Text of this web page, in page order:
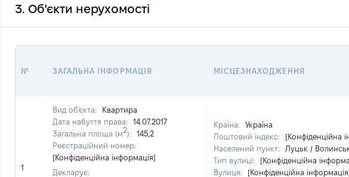
3. Об'єкти нерухомості
№ ЗАГАЛЬНА ІНФОРМАЦІЯ МІСЦЕЗНАХОДЖЕННЯ
1
Вид об'єкта:
Квартира
Дата набуття права:
14.07.2017
Загальна площа (м2):
145,2
Реєстраційний номер:
[Конфіденційна інформація]
Декларує:
Країна:
Україна
Поштовий індекс:
[Конфіденційна
Населений пункт:
Луцьк /
Тип вулиці:
[Конфіденційна
Вулиця:
[Конфіденційна